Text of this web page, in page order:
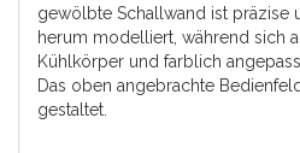
gewölbte Schallwand ist präzise
herum modelliert, während sich
Kühlkörper und farblich
Das oben angebrachte
gestaltet.